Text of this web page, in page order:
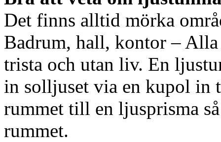
Det finns alltid mörka
Badrum, hall, kontor – Alla
trista och utan liv. En
in solljuset via en kupol in
rummet till en ljusprisma
rummet.